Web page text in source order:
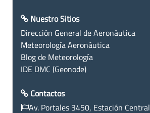
Nuestro Sitios
Dirección General de Aeronáutica
Meteorología Aeronáutica
Blog de Meteorología
IDE DMC (Geonode)
Contactos
Av. Portales 3450, Estación Central